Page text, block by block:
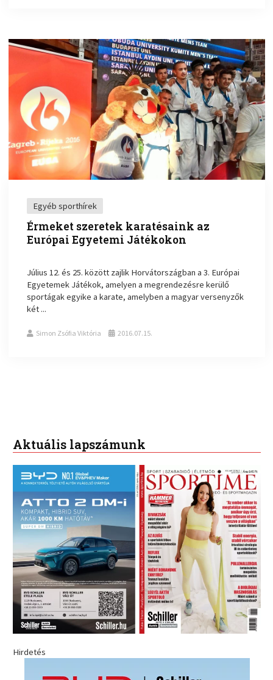
Egyéb sporthírek
Érmeket szeretek karatésaink az
Európai Egyetemi Játékokon
Július 12. és 25. között zajlik Horvátországban a 3. Európai
Egyetemek Játékok, amelyen a megrendezésre kerülő
sportágak egyike a karate, amelyben a magyar versenyzők
két ...
Simon Zsófia Viktória 2016.07.15.
Aktuális lapszámunk
Hirdetés